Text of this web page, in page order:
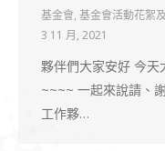
基金會, 基金會活動花絮
3 11 月, 2021
夥伴們大家安好 今天
~~~~ 一起來說請、
工作夥…